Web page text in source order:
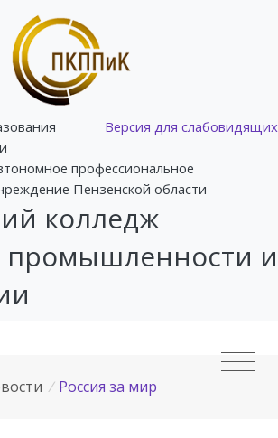
Версия для слабовидящих
профессиональное
Пензенской области
колледж
и
/ Россия за мир